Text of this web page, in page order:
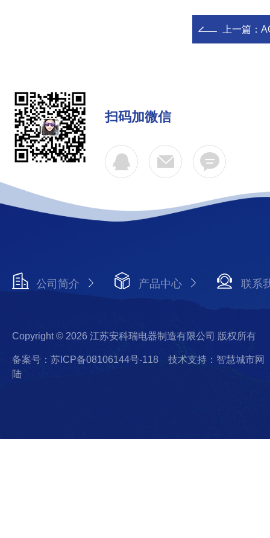
上一篇：
扫码加微信
公司简介 产品中心 联系
Copyright © 2026 江苏安科瑞电器制造有限公司 版权所有
备案号：苏ICP备08106144号-118
技术支持：智慧城市网
陆